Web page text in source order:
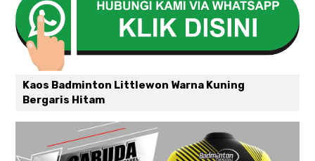
Kaos Badminton Littlewon Warna Kuning
Bergaris Hitam